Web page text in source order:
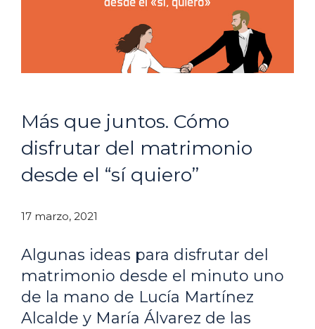
Más que juntos. Cómo
disfrutar del matrimonio
desde el “sí quiero”
17 marzo, 2021
Algunas ideas para disfrutar del
matrimonio desde el minuto uno
de la mano de Lucía Martínez
Alcalde y María Álvarez de las